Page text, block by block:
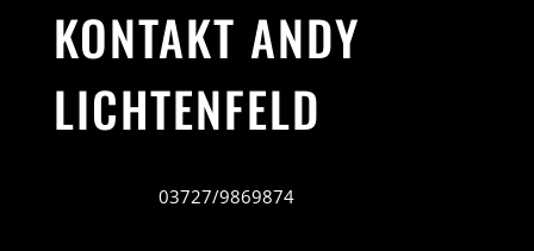
KONTAKT ANDY
LICHTENFELD
03727/9869874